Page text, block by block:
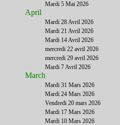
Accès Direct à notre
BONS PLANS
Mardi 5 Mai 2026
April
Mardi 28 Avril 2026
Mardi 21 Avril 2026
Mardi 14 Avril 2026
mercredi 22 avril 2026
mercredi 29 avril 2026
Mardi 7 Avril 2026
March
Mardi 31 Mars 2026
Mardi 24 Mars 2026
Vendredi 20 mars 2026
Mardi 17 Mars 2026
Mardi 10 Mars 2026